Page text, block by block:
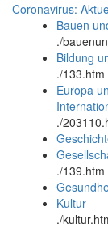
Coronavirus:
Bauen
./
Bildung
./133.htm
Europa
./
./139.htm
Kultur
./